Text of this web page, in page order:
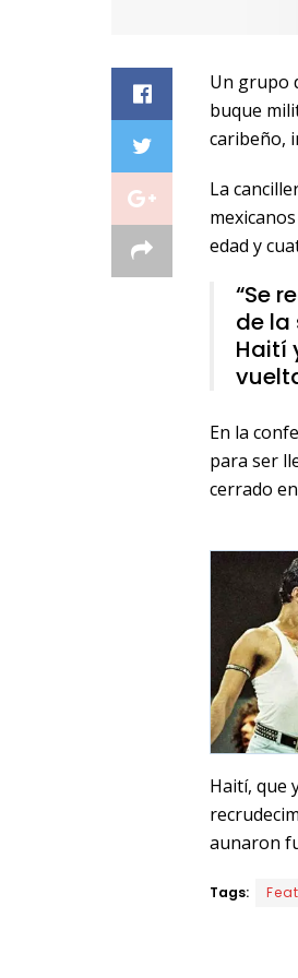
Un grupo
buque
caribeño,
La
edad y
“Se
de la
Haití
En la
para ser
cerrado
Haití, que
aunaron
Tags: